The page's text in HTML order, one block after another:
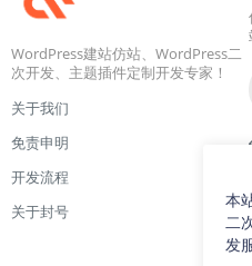
WordPress建站仿站、WordPress二
次开发、主题插件定制开发专家！
关于我们
免责申明
开发流程
关于封号
本
二
发